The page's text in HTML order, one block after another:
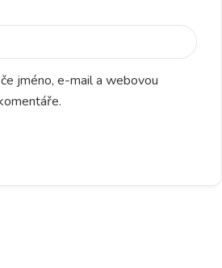
jméno, e-mail a webovou